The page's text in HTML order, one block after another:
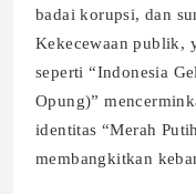
badai korupsi, dan
Kekecewaan publik,
seperti “Indonesia
Opung)”
identitas “Merah
membangkitkan